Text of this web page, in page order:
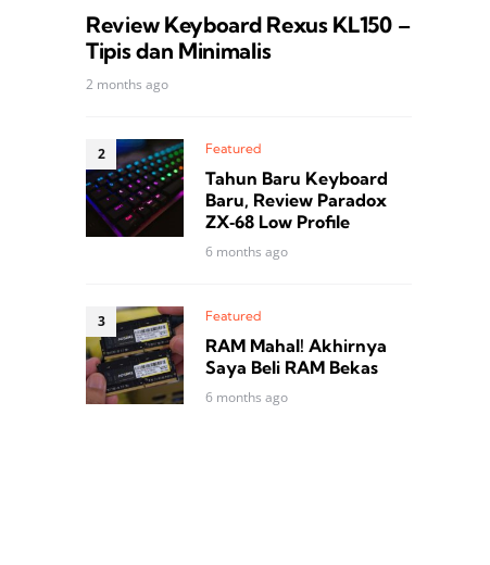
Review Keyboard Rexus KL150 –
Tipis dan Minimalis
2 months ago
Featured
Tahun Baru Keyboard
Baru, Review Paradox
ZX‑68 Low Profile
6 months ago
Featured
RAM Mahal! Akhirnya
Saya Beli RAM Bekas
6 months ago